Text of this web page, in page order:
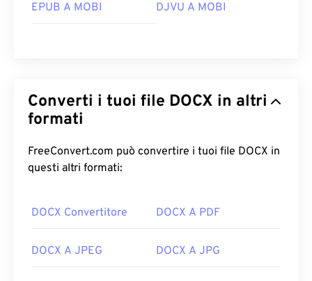
EPUB A MOBI DJVU A MOBI
Converti i tuoi file DOCX in altri
formati
FreeConvert.com può convertire i tuoi file DOCX in
questi altri formati:
DOCX Convertitore DOCX A PDF
DOCX A JPEG DOCX A JPG